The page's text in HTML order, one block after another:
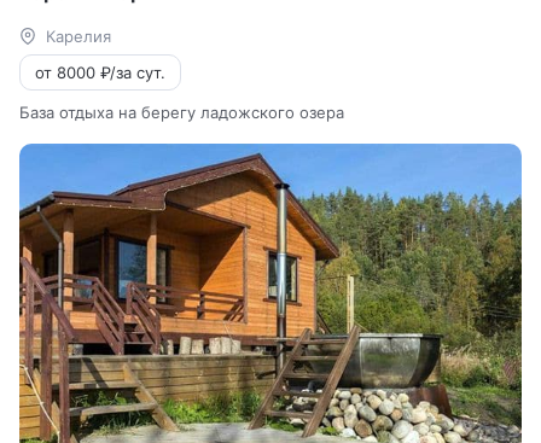
Карелия
от 8000 ₽/за сут.
База отдыха на берегу ладожского озера